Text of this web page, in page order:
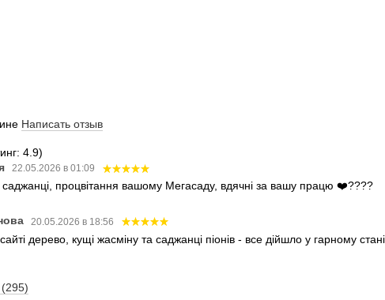
Написать отзыв
4.9)
22.05.2026 в 01:09
саджанці, процвітання вашому Мегасаду, вдячні за вашу працю ❤️????
20.05.2026 в 18:56
дерево, кущі жасміну та саджанці піонів - все дійшло у гарному